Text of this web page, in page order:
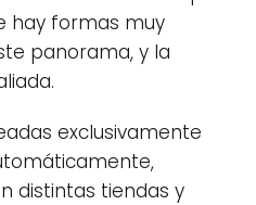
hay formas muy
panorama, y la
exclusivamente
distintas tiendas y